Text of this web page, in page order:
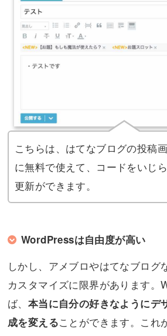
こちらは、はてなブログの投稿
に無料で使えて、コードをいじ
更新ができます。
WordPressは自由度が高い
しかし、アメブロやはてなブログ
カスタマイズに限界があります。
ば、 本当に自分の好きなようにデ
成を変えることができます。これ